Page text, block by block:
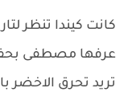
كانت كيندا تنظر
عرفها مصطفى
تريد تحرق الاخضر